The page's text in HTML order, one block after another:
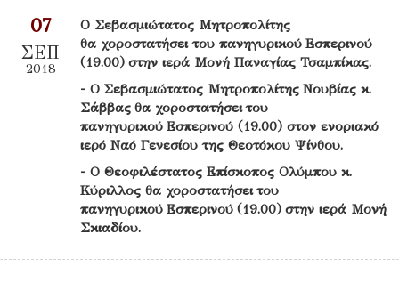
07
ΣΕΠ
2018
Ο Σεβασμιώτατος Μητροπολίτης
θα χοροστατήσει του πανηγυρικού Εσπερινού
(19.00) στην ιερά Μονή Παναγίας Τσαμπίκας.
- Ο Σεβασμιώτατος Μητροπολίτης Νουβίας κ.
Σάββας θα χοροστατήσει του
πανηγυρικού Εσπερινού (19.00) στον ενοριακό
ιερό Ναό Γενεσίου της Θεοτόκου Ψίνθου.
- Ο Θεοφιλέστατος Επίσκοπος Ολύμπου κ.
Κύριλλος θα χοροστατήσει του
πανηγυρικού Εσπερινού (19.00) στην ιερά Μονή
Σκιαδίου.